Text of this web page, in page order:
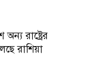
অন্য রাষ্ট্রের
রাশিয়া